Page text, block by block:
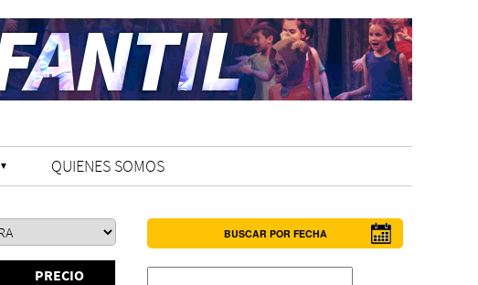
QUIENES SOMOS
PRECIO
BUSCAR POR FECHA